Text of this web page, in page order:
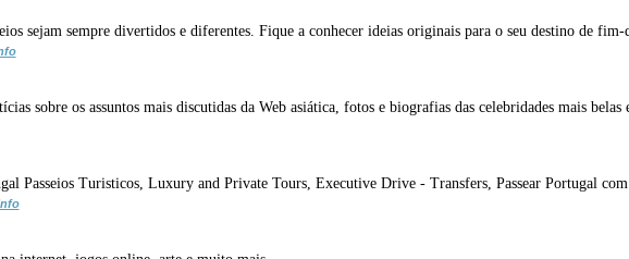
sejam sempre divertidos e diferentes. Fique a conhecer ideias originais para o seu destino de fim-
sobre os assuntos mais discutidas da Web asiática, fotos e biografias das celebridades mais
Passeios Turisticos, Luxury and Private Tours, Executive Drive - Transfers, Passear Portugal